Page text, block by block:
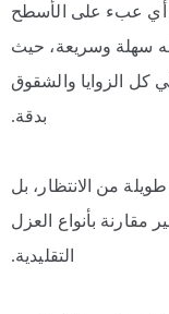
أي عبء على الأسطح
سهلة وسريعة، حيث
كل الزوايا والشقوق
بدقة.
من الانتظار، بل
بأنواع العزل
التقليدية.